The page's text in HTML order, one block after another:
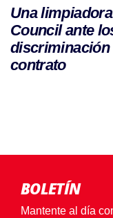
Una
Council ante
discriminación
contrato
BOLETÍN
Mantente al día